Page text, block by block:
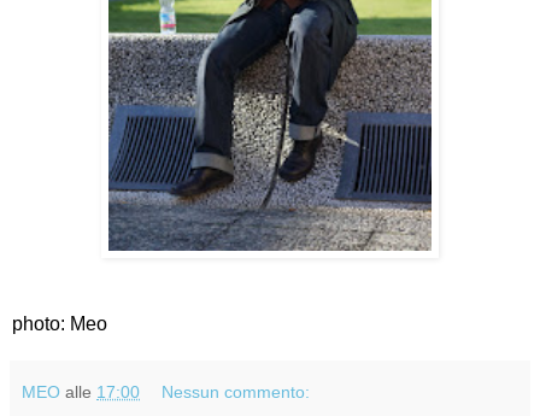
photo: Meo
MEO alle 17:00 Nessun commento: